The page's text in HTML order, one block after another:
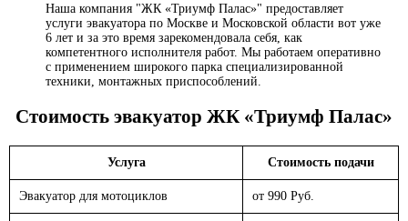
Наша компания "ЖК «Триумф Палас»" предоставляет
услуги эвакуатора по Москве и Московской области вот уже
6 лет и за это время зарекомендовала себя, как
компетентного исполнителя работ. Мы работаем оперативно
с применением широкого парка специализированной
техники, монтажных приспособлений.
Стоимость эвакуатор ЖК «Триумф Палас»
Услуга Стоимость подачи
Эвакуатор для мотоциклов от 990 Руб.